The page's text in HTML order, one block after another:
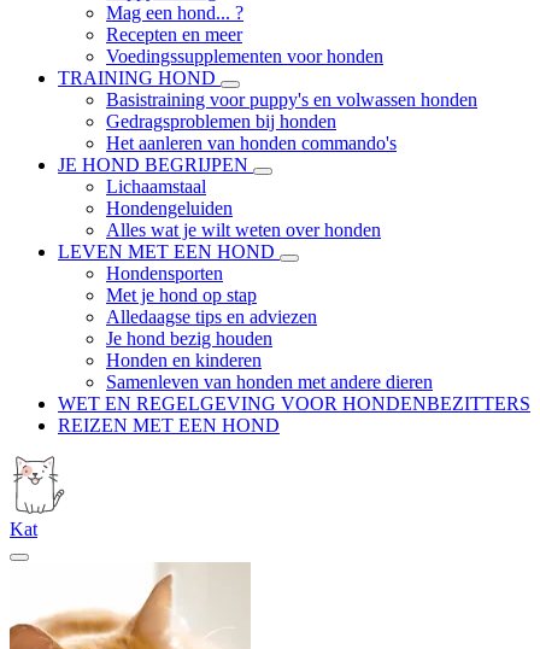
Mag een hond... ?
Recepten en meer
Voedingssupplementen voor honden
TRAINING HOND
Basistraining voor puppy's en volwassen honden
Gedragsproblemen bij honden
Het aanleren van honden commando's
JE HOND BEGRIJPEN
Lichaamstaal
Hondengeluiden
Alles wat je wilt weten over honden
LEVEN MET EEN HOND
Hondensporten
Met je hond op stap
Alledaagse tips en adviezen
Je hond bezig houden
Honden en kinderen
Samenleven van honden met andere dieren
WET EN REGELGEVING VOOR HONDENBEZITTERS
REIZEN MET EEN HOND
Kat